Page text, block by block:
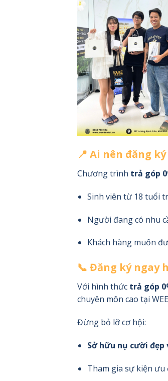
📍 Ai nên đăng
Chương trình trả góp
Sinh viên từ 18 tuổi
Người đang có nhu
Khách hàng muốn
📞 Đăng ký ngay
Với hình thức trả góp
chuyên môn cao tại
Đừng bỏ lỡ cơ hội:
Sở hữu nụ cười
Tham gia sự kiện ưu